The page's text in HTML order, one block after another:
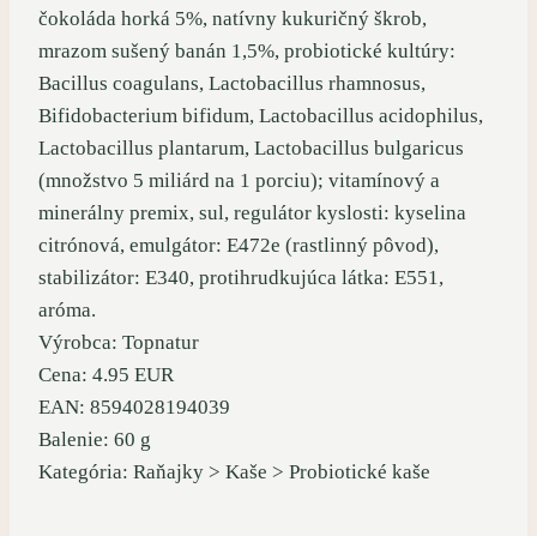
čokoláda horká 5%, natívny kukuričný škrob,
mrazom sušený banán 1,5%, probiotické kultúry:
Bacillus coagulans, Lactobacillus rhamnosus,
Bifidobacterium bifidum, Lactobacillus acidophilus,
Lactobacillus plantarum, Lactobacillus bulgaricus
(množstvo 5 miliárd na 1 porciu); vitamínový a
minerálny premix, sul, regulátor kyslosti: kyselina
citrónová, emulgátor: E472e (rastlinný pôvod),
stabilizátor: E340, protihrudkujúca látka: E551,
aróma.
Výrobca: Topnatur
Cena: 4.95 EUR
EAN: 8594028194039
Balenie: 60 g
Kategória: Raňajky > Kaše > Probiotické kaše